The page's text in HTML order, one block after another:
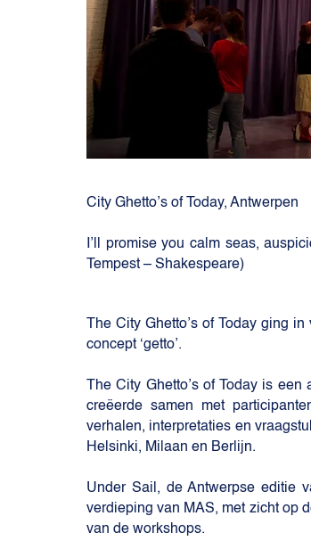
City Ghetto’s of Today, Antwerpen
I’ll promise you calm seas,
Tempest – Shakespeare)
The City Ghetto’s of Today ging
concept ‘getto’.
The City Ghetto’s of Today is
creëerde samen met
verhalen, interpretaties en
Helsinki, Milaan en Berlijn.
Under Sail, de Antwerpse editie
verdieping van MAS, met zicht op
van de workshops.